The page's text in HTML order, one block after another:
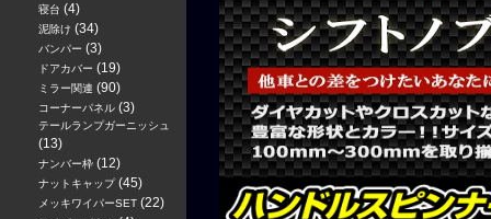
寝台 (4)
泥除け (34)
バンパー (3)
ドアカバー (19)
ミラー関連 (90)
コーナーパネル (3)
テールランプガーニッシュ
(13)
ナンバー枠 (12)
ナットキャップ(45)
メッキワイパーSET (22)